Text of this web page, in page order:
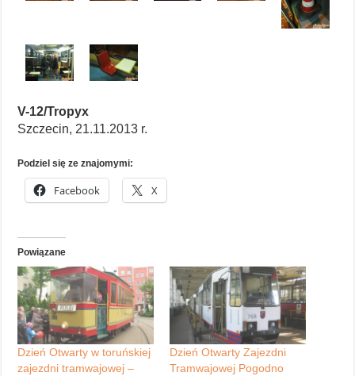
V-12/Tropyx
Szczecin, 21.11.2013 r.
Podziel się ze znajomymi:
Facebook X
Powiązane
Dzień Otwarty w toruńskiej
zajezdni tramwajowej –
Dzień Otwarty Zajezdni
Tramwajowej Pogodno